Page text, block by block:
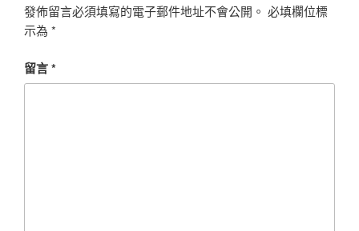
發佈留言必須填寫的電子郵件地址不會公開。 必填欄位標
示為 *
留言*